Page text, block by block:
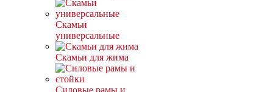
Скамьи
универсальные
Скамьи для жима
Силовые рамы и